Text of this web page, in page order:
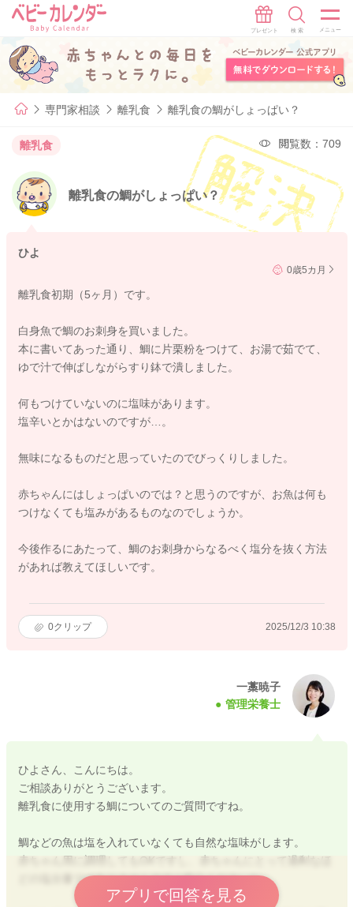
専門家相談 離乳食 離乳食の鯛がしょっぱい？
離乳食 閲覧数：709
離乳食の鯛がしょっぱい？
ひよ
0歳5カ月
離乳食初期（5ヶ月）です。
白身魚で鯛のお刺身を買いました。
本に書いてあった通り、鯛に片栗粉をつけて、お湯で茹でて、
ゆで汁で伸ばしながらすり鉢で潰しました。
何もつけていないのに塩味があります。
塩辛いとかはないのですが…。
無味になるものだと思っていたのでびっくりしました。
赤ちゃんにはしょっぱいのでは？と思うのですが、お魚は何も
つけなくても塩みがあるものなのでしょうか。
今後作るにあたって、鯛のお刺身からなるべく塩分を抜く方法
があれば教えてほしいです。
0クリップ 2025/12/3 10:38
一藁暁子
管理栄養士
ひよさん、こんにちは。
ご相談ありがとうございます。
離乳食に使用する鯛についてのご質問ですね。
鯛などの魚は塩を入れていなくても自然な塩味がします。
赤ちゃん用に調理してもOKですし、赤ちゃんにとって過剰なほ
どの塩分量ではありませんのでご安心くださいね。
アプリで回答を見る